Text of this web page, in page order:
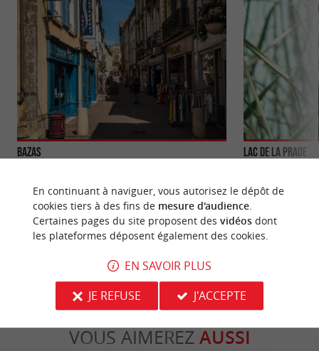
Bazas
viande tendre, succulente et savoureuse qui fait la
fierté de ce ...
2,6 km - Bazas
Lac de la Prade
situe à la limite
pas du ...
3,5 km -
VOUS AIMEREZ AUSSI
En continuant à naviguer, vous autorisez le dépôt de
cookies tiers à des fins de mesure d'audience.
Certaines pages du site proposent des vidéosdont
les plateformes déposent également des cookies.
EN SAVOIR PLUS
JE REFUSE
J'ACCEPTE